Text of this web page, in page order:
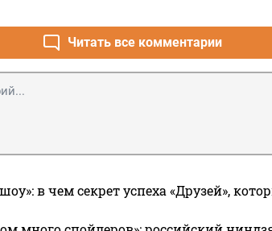
Читать все комментарии
в чем секрет успеха «Друзей»,